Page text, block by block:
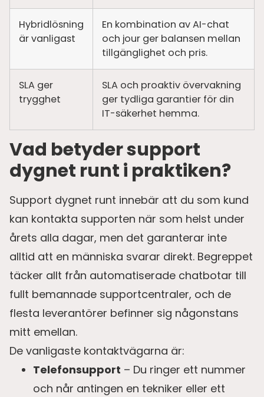
Hybridlösning
är vanligast
En kombination av AI-chat
och jour ger balansen mellan
tillgänglighet och pris.
SLA ger
trygghet
SLA och proaktiv övervakning
ger tydliga garantier för din
IT-säkerhet hemma.
Vad betyder support
dygnet runt i praktiken?
Support dygnet runt innebär att du som kund
kan kontakta supporten när som helst under
årets alla dagar, men det garanterar inte
alltid att en människa svarar direkt. Begreppet
täcker allt från automatiserade chatbotar till
fullt bemannade supportcentraler, och de
flesta leverantörer befinner sig någonstans
mitt emellan.
De vanligaste kontaktvägarna är:
Telefonsupport – Du ringer ett nummer
och når antingen en tekniker eller ett